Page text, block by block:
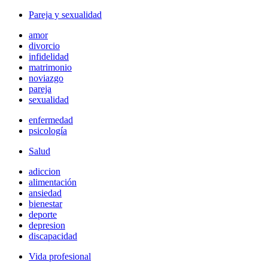
Pareja y sexualidad
amor
divorcio
infidelidad
matrimonio
noviazgo
pareja
sexualidad
enfermedad
psicología
Salud
adiccion
alimentación
ansiedad
bienestar
deporte
depresion
discapacidad
Vida profesional